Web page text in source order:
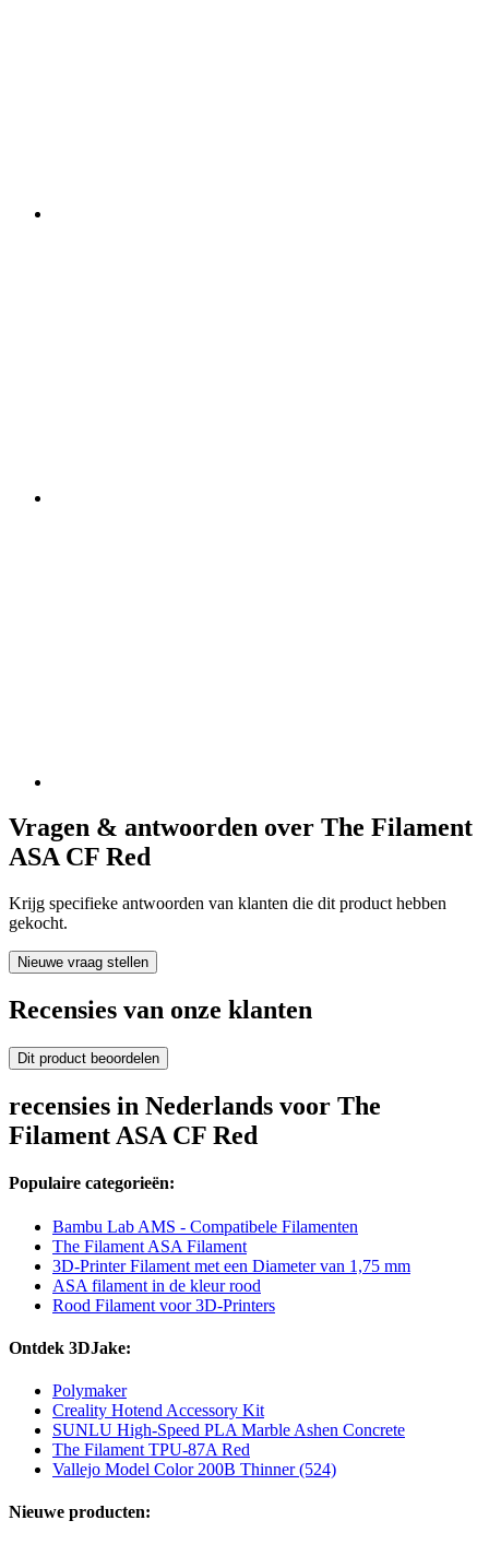
Vragen & antwoorden over The Filament
ASA CF Red
Krijg specifieke antwoorden van klanten die dit product hebben
gekocht.
Nieuwe vraag stellen
Recensies van onze klanten
Dit product beoordelen
recensies in Nederlands voor The
Filament ASA CF Red
Populaire categorieën:
Bambu Lab AMS - Compatibele Filamenten
The Filament ASA Filament
3D-Printer Filament met een Diameter van 1,75 mm
ASA filament in de kleur rood
Rood Filament voor 3D-Printers
Ontdek 3DJake:
Polymaker
Creality Hotend Accessory Kit
SUNLU High-Speed PLA Marble Ashen Concrete
The Filament TPU-87A Red
Vallejo Model Color 200B Thinner (524)
Nieuwe producten: